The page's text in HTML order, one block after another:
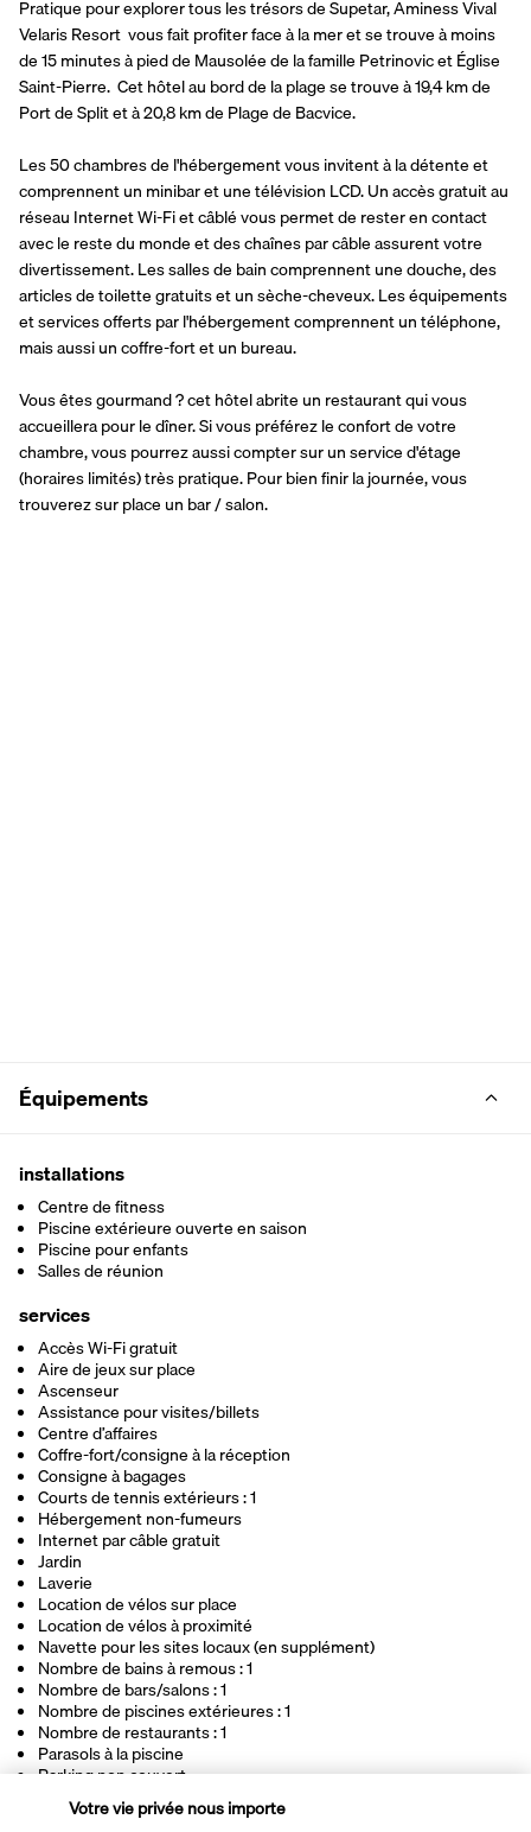
Pratique pour explorer tous les trésors de Supetar, Aminess Vival
Velaris Resort  vous fait profiter face à la mer et se trouve à moins
de 15 minutes à pied de Mausolée de la famille Petrinovic et Église
Saint-Pierre.  Cet hôtel au bord de la plage se trouve à 19,4 km de
Port de Split et à 20,8 km de Plage de Bacvice.
Les 50 chambres de l'hébergement vous invitent à la détente et
comprennent un minibar et une télévision LCD. Un accès gratuit au
réseau Internet Wi-Fi et câblé vous permet de rester en contact
avec le reste du monde et des chaînes par câble assurent votre
divertissement. Les salles de bain comprennent une douche, des
articles de toilette gratuits et un sèche-cheveux. Les équipements
et services offerts par l'hébergement comprennent un téléphone,
mais aussi un coffre-fort et un bureau.
Vous êtes gourmand ? cet hôtel abrite un restaurant qui vous
accueillera pour le dîner. Si vous préférez le confort de votre
chambre, vous pourrez aussi compter sur un service d'étage
(horaires limités) très pratique. Pour bien finir la journée, vous
trouverez sur place un bar / salon.
Équipements
installations
Centre de fitness
Piscine extérieure ouverte en saison
Piscine pour enfants
Salles de réunion
services
Accès Wi-Fi gratuit
Aire de jeux sur place
Ascenseur
Assistance pour visites/billets
Centre d’affaires
Coffre-fort/consigne à la réception
Consigne à bagages
Courts de tennis extérieurs : 1
Hébergement non-fumeurs
Internet par câble gratuit
Jardin
Laverie
Location de vélos sur place
Location de vélos à proximité
Navette pour les sites locaux (en supplément)
Nombre de bains à remous : 1
Nombre de bars/salons : 1
Nombre de piscines extérieures : 1
Nombre de restaurants : 1
Parasols à la piscine
Parking non couvert
Parking sans voiturier (en supplément)
Plongée sur place
Votre vie privée nous importe